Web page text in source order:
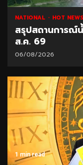
NATIONAL HOT NEWS
สรุปสถานการณ์
ส.ค. 69
06/08/2026
1 min read